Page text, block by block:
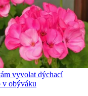
vyvolat dýchací
v obýváku